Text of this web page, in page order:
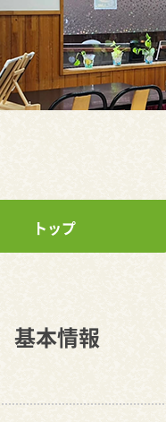
トップ
基本情報